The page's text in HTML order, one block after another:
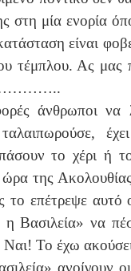
στη μία ενορία
είναι
τέμπλου. Ας μας
άνθρωποι
το χέρι ή
της
επέτρεψε αυτό
Βασιλεία» να
Το έχω
ανοίγουν